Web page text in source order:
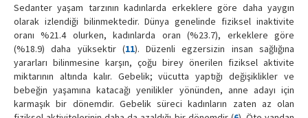
Sedanter yaşam tarzının kadınlarda erkeklere göre daha yaygın
olarak izlendiği bilinmektedir. Dünya genelinde fiziksel inaktivite
oranı %21.4 olurken, kadınlarda oran (%23.7), erkeklere göre
(%18.9) daha yüksektir (11). Düzenli egzersizin insan sağlığına
yararları bilinmesine karşın, çoğu birey önerilen fiziksel aktivite
miktarının altında kalır. Gebelik; vücutta yaptığı değişiklikler ve
bebeğin yaşamına katacağı yenilikler yönünden, anne adayı için
karmaşık bir dönemdir. Gebelik süreci kadınların zaten az olan